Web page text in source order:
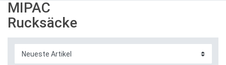
MIPAC
Rucksäcke